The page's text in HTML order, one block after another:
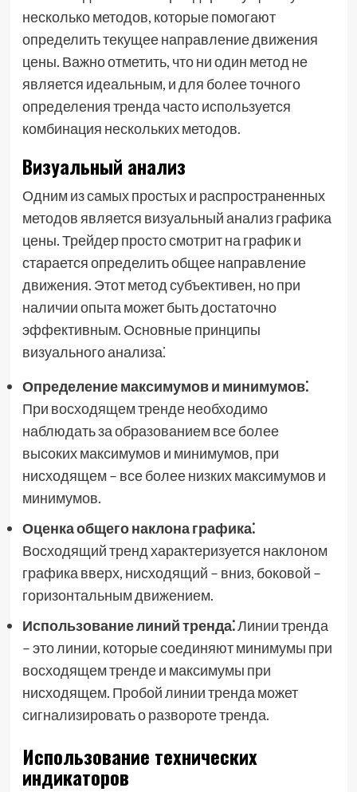
несколько методов, которые помогают
определить текущее направление движения
цены. Важно отметить, что ни один метод не
является идеальным, и для более точного
определения тренда часто используется
комбинация нескольких методов.
Визуальный анализ
Одним из самых простых и распространенных
методов является визуальный анализ графика
цены. Трейдер просто смотрит на график и
старается определить общее направление
движения. Этот метод субъективен, но при
наличии опыта может быть достаточно
эффективным. Основные принципы
визуального анализа⁚
Определение максимумов и минимумов⁚
При восходящем тренде необходимо
наблюдать за образованием все более
высоких максимумов и минимумов, при
нисходящем – все более низких максимумов и
минимумов.
Оценка общего наклона графика⁚
Восходящий тренд характеризуется наклоном
графика вверх, нисходящий – вниз, боковой –
горизонтальным движением.
Использование линий тренда⁚Линии тренда
– это линии, которые соединяют минимумы при
восходящем тренде и максимумы при
нисходящем. Пробой линии тренда может
сигнализировать о развороте тренда.
Использование технических
индикаторов